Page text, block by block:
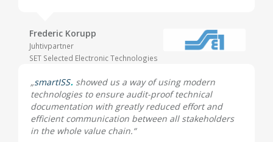
Frederic Korupp
Juhtivpartner
SET Selected Electronic Technologies
„smartISS showed us a way of using modern
technologies to ensure audit-proof technical
documentation with greatly reduced effort and
efficient communication between all stakeholders
in the whole value chain.“